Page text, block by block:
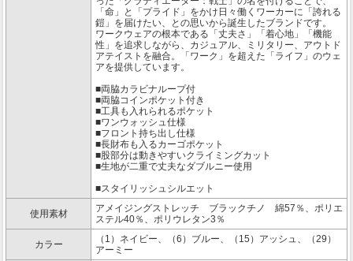
「命」と「プライド」をかけ日々働くワーカーに「誇れる
鎧」を届けたい、との思いから誕生したブランドです。
ワークウェアの根本である「丈夫さ」「着心地」「機能
性」を追求しながら、カジュアル、ミリタリー、アウトド
アテイストを融合。「ワーク」を超えた「ライフ」のウェ
アを提供しています。
■両脇カラビナループ付
■両脇コインポケット付き
■工具も入れられるポケット
■ワンウォッシュ仕様
■フロント持ち出し仕様
■長財布も入るカーゴポケット
■股部分は動きやすいクライミングカット
■生地が二重で丈夫なダブルニー使用
■スタイリッシュシルエット
使用素材
アメイジングストレッチ ブラックチノ 綿57％、ポリエ
ステル40％、ポリウレタン3％
カラー
（1）ネイビー、（6）ブルー、（15）アッシュ、（29）
アーミー